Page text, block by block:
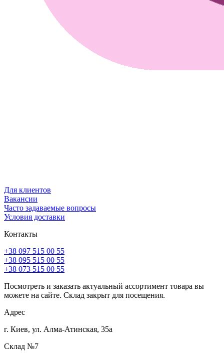
Для клиентов
Вакансии
Часто задаваемые вопросы
Условия доставки
Контакты
+38 097 515 00 55
+38 095 515 00 55
+38 073 515 00 55
Посмотреть и заказать актуальный ассортимент товара вы
можете на сайте. Склад закрыт для посещения.
Адрес
г. Киев, ул. Алма-Атинская, 35а
Склад №7